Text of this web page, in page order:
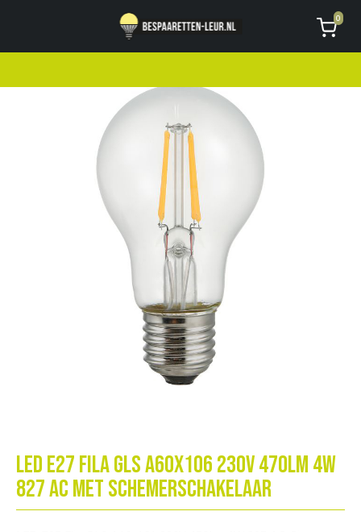
Geen code ontvangen of kwijt?
AVG
LED E27 Fila GLS A60x106 230V 470Lm 4W
827 AC met schemerschakelaar
0